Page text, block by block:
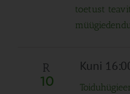
toetust
R
10
Kuni